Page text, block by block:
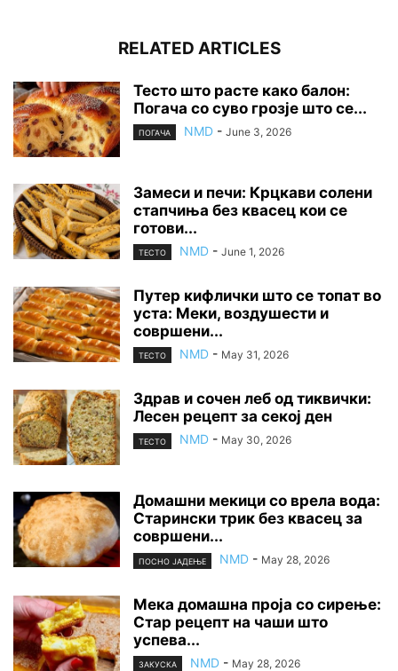
RELATED ARTICLES
Тесто што расте како балон:
Погача со суво грозје што се...
ПОГАЧА NMD - June 3, 2026
Замеси и печи: Крцкави солени
стапчиња без квасец кои се
готови...
ТЕСТО NMD - June 1, 2026
Путер кифлички што се топат во
уста: Меки, воздушести и
совршени...
ТЕСТО NMD - May 31, 2026
Здрав и сочен леб од тиквички:
Лесен рецепт за секој ден
ТЕСТО NMD - May 30, 2026
Домашни мекици со врела вода:
Старински трик без квасец за
совршени...
ПОСНО ЈАДЕЊЕ NMD - May 28, 2026
Мека домашна проја со сирење:
Стар рецепт на чаши што
успева...
ЗАКУСКА NMD - May 28, 2026